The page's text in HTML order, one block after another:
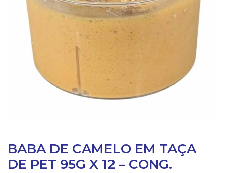
BABA DE CAMELO EM TAÇA
DE PET 95G X 12 – CONG.